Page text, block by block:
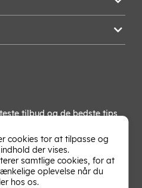
tilbud og de bedste tips
OK
cookies tor at tilpasse og
der vises.
samtlige cookies, for at
oplevelse når du
hos os.